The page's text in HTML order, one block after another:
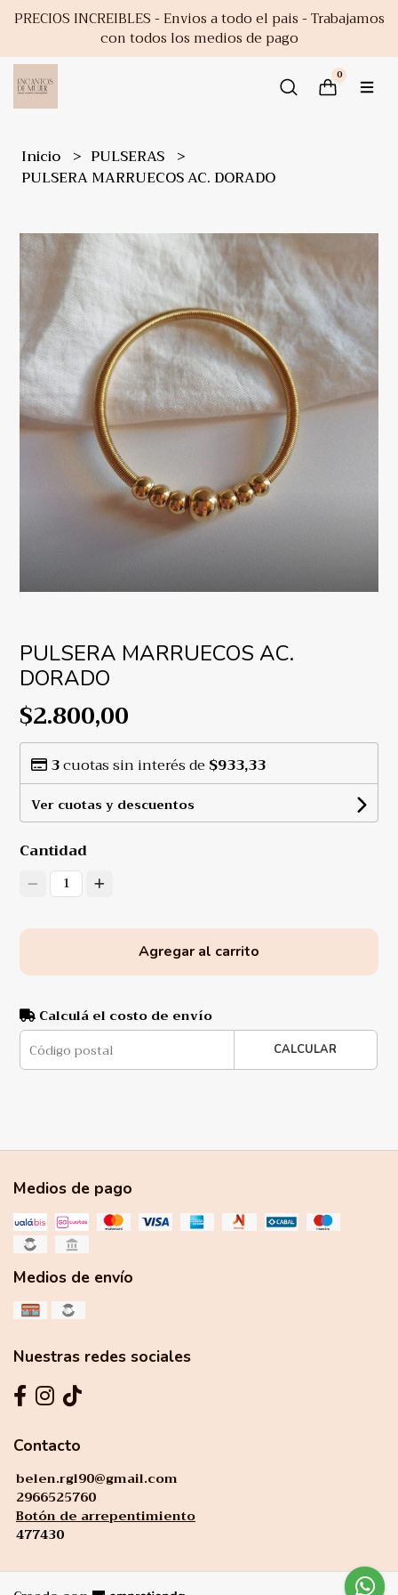
PRECIOS INCREIBLES - Envios a todo el pais - Trabajamos
con todos los medios de pago
0
Inicio
PULSERAS
PULSERA MARRUECOS AC. DORADO
PULSERA MARRUECOS AC.
DORADO
$2.800,00
3cuotas sin interés de $933,33
Ver cuotas y descuentos
Cantidad
1
Agregar al carrito
Calculá el costo de envío
CALCULAR
Medios de pago
Medios de envío
Nuestras redes sociales
Contacto
belen.rgl90@gmail.com
2966525760
Botón de arrepentimiento
477430